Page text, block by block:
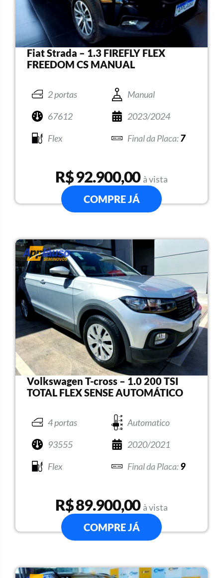
Fiat Strada – 1.3 FIREFLY FLEX
FREEDOM CS MANUAL
2 portas
Manual
67612
2023/2024
Flex
7
R$ 92.900,00 à vista
COMPRE JÁ
Volkswagen T-cross – 1.0 200 TSI
TOTAL FLEX SENSE AUTOMÁTICO
4 portas
Automatico
93555
2020/2021
Flex
9
R$ 89.900,00 à vista
COMPRE JÁ